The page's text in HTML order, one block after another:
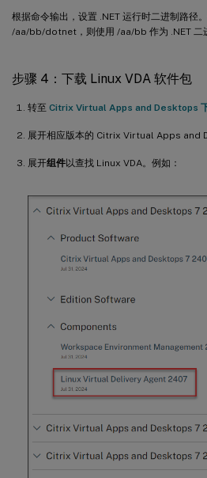
根据命令输出，设置 .NET 运行时二进制路径
/aa/bb/dotnet，则使用 /aa/bb 作为 .NET 二
步骤 4：下载 Linux VDA 软件包
转至 Citrix Virtual Apps and Desktops
展开相应版本的 Citrix Virtual Apps and
展开组件以查找 Linux VDA。例如：